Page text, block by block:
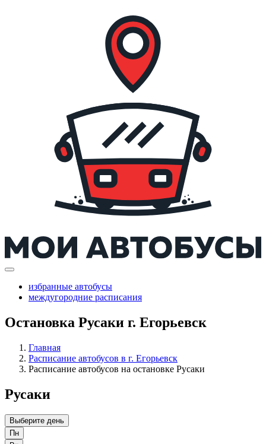
избранные автобусы
междугородние расписания
Остановка Русаки г. Егорьевск
Главная
Расписание автобусов в г. Егорьевск
Расписание автобусов на остановке Русаки
Русаки
Выберите день
Пн